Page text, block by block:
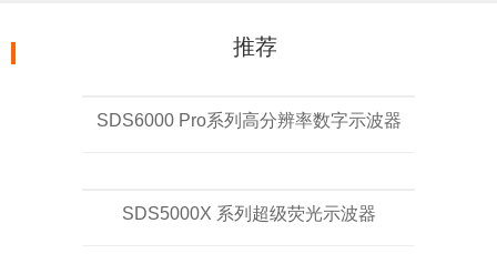
推荐
SDS6000 Pro系列高分辨率数字示波器
SDS5000X 系列超级荧光示波器